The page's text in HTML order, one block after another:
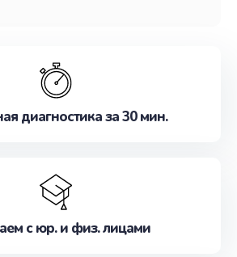
диагностика за 30 мин.
с юр. и физ. лицами